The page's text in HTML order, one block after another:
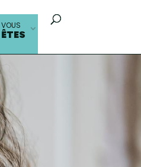
VOUS
ÊTES